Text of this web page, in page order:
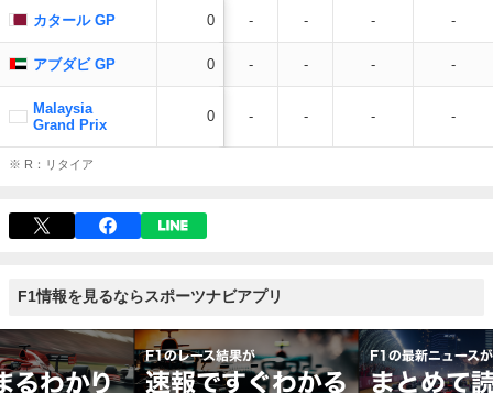
カタール GP 0 - - - -
アブダビ GP 0 - - - -
Malaysia
Grand Prix
0 - - - -
※ R：リタイア
F1情報を見るならスポーツナビアプリ